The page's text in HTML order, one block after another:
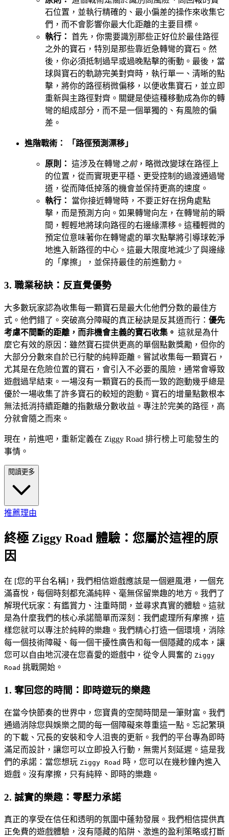
石位置，並執行精確的、最小偏差的操作來收集它
們，而不會影響你最大化距離的主要目標。
執行： 首先，你需要識別那些正好位於最佳路徑
之外的寶石，特別是那些靠近急轉彎的寶石。然
後，你必須抵制過早或過晚點擊的衝動。最後，當
球與寶石的軌跡完美對齊時，執行單一、清晰的點
擊，將你的路徑稍微偏移，以便收集寶石，並立即
重新與主路徑對齊。關鍵是使這種移動成為你的轉
彎的組成部分，而不是一個單獨的、有風險的偏
差。
進階戰術： 「路徑預測漂移」
原則： 這涉及在轉彎之前，略微改變球在路徑上
的位置，從而實現更平穩、更受控制的過渡通過彎
道，從而降低掉落的機會並保持更高的速度。
執行：
當你接近轉彎時，不要正好在拐角處點
擊，而是預測方向。如果轉彎向左，在轉彎前的瞬
間，輕輕地將球向路徑的右邊緣漂移。這種輕微的
預定位意味著你在轉彎處的單次點擊將引導球乾淨
地進入新路徑的中心。這最大限度地減少了與邊緣
的「摩擦」，並保持最佳的前進動力。
3. 職業秘訣：反直覺優勢
大多數玩家認為收集每一顆寶石是最大化他們分数的最佳方
式。他們錯了。突破高分障礙的真正秘訣是反其道而行： 優先
考慮不間斷的距離，而非機會主義的寶石收集。 這就是為什
麼它有效的原因：雖然寶石提供更高的單個點數獎勵，但你的
大部分分數來自於已行駛的純粹距離。嘗試收集每一顆寶石，
尤其是在危險位置的寶石，會引入不必要的風險，通常會導致
遊戲過早結束。一場沒有一顆寶石的長而一致的跑動幾乎總是
優於一場收集了許多寶石的較短的跑動。寶石的增量點數根本
無法抵消持續距離的指數級分數收益。專注於完美的路徑，高
分就會隨之而來。
現在，前進吧，重新定義在 Ziggy Road 排行榜上可能發生的
事情。
閱讀更多
推薦理由
終極 Ziggy Road 體驗：您屬於這裡的原
因
在 [您的平台名稱]，我們相信遊戲應該是一個避風港，一個充
滿喜悅，每個時刻都充滿純粹、毫無保留樂趣的地方。我們了
解現代玩家：有鑑賞力、注重時間，並尋求真實的體驗。這就
是為什麼我們的核心承諾簡單而深刻：我們處理所有摩擦，這
樣您就可以專注於純粹的樂趣。我們精心打造一個環境，消除
每一個技術障礙、每一個干擾性廣告和每一個隱藏的成本，讓
您可以自由地沉浸在您喜愛的遊戲中，從令人興奮的 Ziggy
Road 挑戰開始。
1. 奪回您的時間：即時遊玩的樂趣
在當今快節奏的世界中，您寶貴的空閒時間是一筆財富。我們
通過消除您與娛樂之間的每一個障礙來尊重這一點。忘記繁瑣
的下載、冗長的安裝和令人沮喪的更新。我們的平台專為即時
滿足而設計，讓您可以立即投入行動，無需片刻延遲。這是我
們的承諾：當您想玩 Ziggy Road 時，您可以在幾秒鐘內進入
遊戲。沒有摩擦，只有純粹、即時的樂趣。
2. 誠實的樂趣：零壓力承諾
真正的享受在信任和透明的氛圍中蓬勃發展。我們相信提供真
正免費的遊戲體驗，沒有隱藏的陷阱、激進的盈利策略或打斷